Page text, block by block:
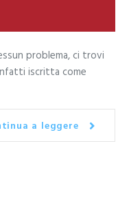
problema, ci trovi
iscritta come
a leggere